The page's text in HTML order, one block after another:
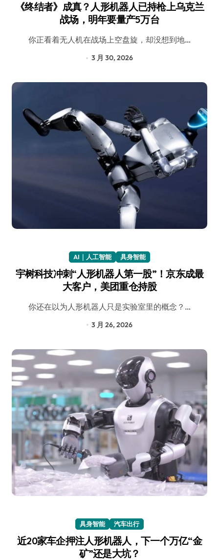
《终结者》成真？人形机器人已持枪上乌克兰
战场，明年要量产5万台
你正看着无人机在战场上空盘旋，却没想到地…
3 月 30, 2026
AI｜人工智能 具身智能
宇树科技冲刺“人形机器人第一股”！京东成最
大客户，美团重仓持股
你还在以为人形机器人只是实验室里的概念？…
3 月 26, 2026
具身智能 汽车出行
近20家车企押注人形机器人，下一个万亿“金
矿”还是大坑？